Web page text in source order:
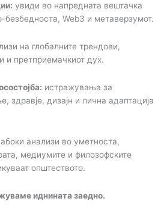
увиди во напредната вештачка
безбедноста, Web3 и метаверзумот.
на глобалните трендови,
и претприемачкиот дух.
истражувања за
здравје, дизајн и лична адаптација
анализи во уметноста,
медиумите и филозофските
општеството.
иднината заедно.